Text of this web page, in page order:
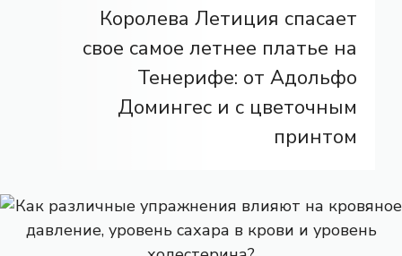
Королева Летиция спасает
свое самое летнее платье на
Тенерифе: от Адольфо
Домингес и с цветочным
принтом